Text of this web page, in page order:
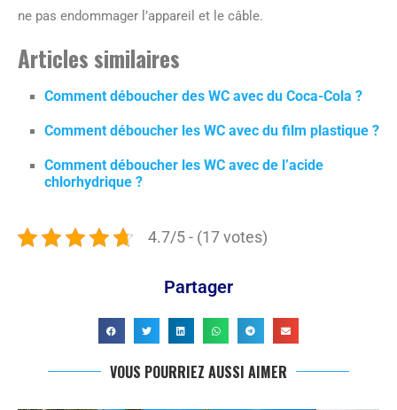
ne pas endommager l’appareil et le câble.
Articles similaires
Comment déboucher des WC avec du Coca-Cola ?
Comment déboucher les WC avec du film plastique ?
Comment déboucher les WC avec de l’acide
chlorhydrique ?
4.7/5 - (17 votes)
Partager
VOUS POURRIEZ AUSSI AIMER